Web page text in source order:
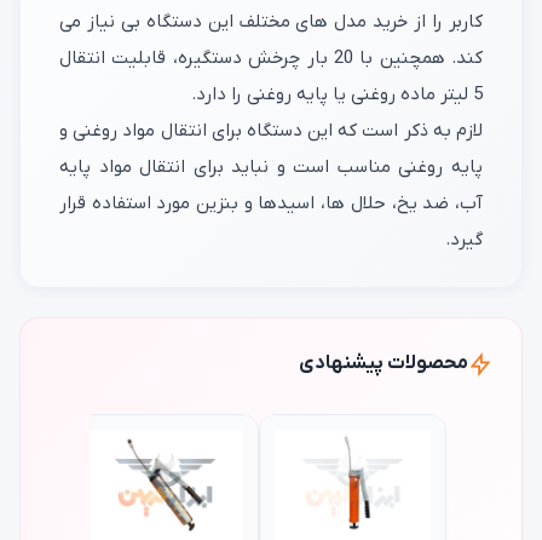
کاربر را از خرید مدل های مختلف این دستگاه بی نیاز می
کند. همچنین با 20 بار چرخش دستگیره، قابلیت انتقال
5 لیتر ماده روغنی یا پایه روغنی را دارد.
لازم به ذکر است که این دستگاه برای انتقال مواد روغنی و
پایه روغنی مناسب است و نباید برای انتقال مواد پایه
آب، ضد یخ، حلال ها، اسیدها و بنزین مورد استفاده قرار
گیرد.
محصولات پیشنهادی